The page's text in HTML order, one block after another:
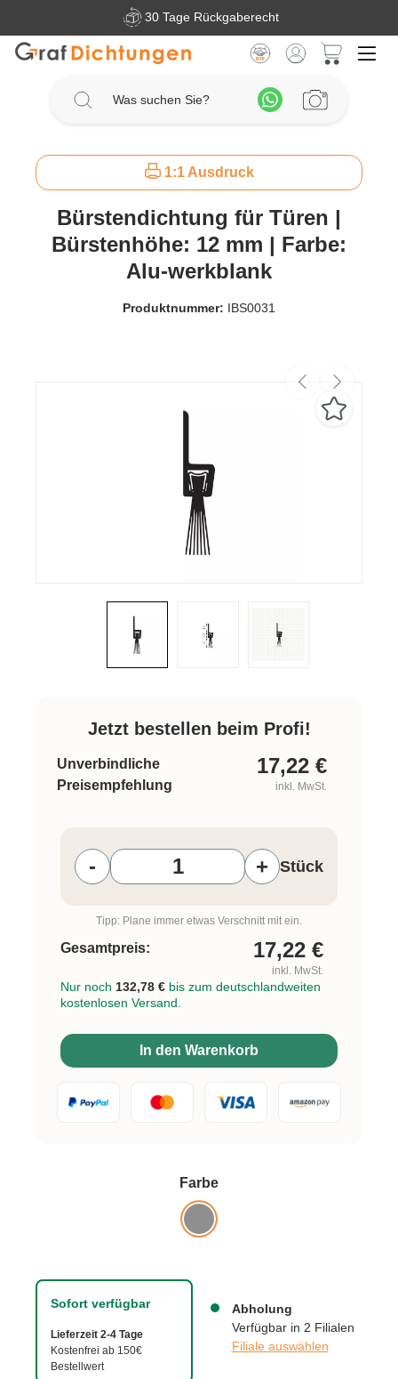
Zum Hauptinhalt springen30 Tage Rückgaberecht
1:1 Ausdruck
Bürstendichtung für Türen |
Bürstenhöhe: 12 mm | Farbe:
Alu-werkblank
Produktnummer: IBS0031
Sofort verfügbar
Lieferzeit 2-4 Tage
Kostenfrei ab 150€
Bestellwert
Abholung
Verfügbar in 2 Filialen
Filiale auswählen
Farbeauswählen
Jetzt bestellen beim Profi!
Unverbindliche
Preisempfehlung
17,22 €
inkl. MwSt.
- + Stück
Tipp: Plane immer etwas Verschnitt mit ein.
Gesamtpreis: 17,22 €
inkl. MwSt.
Nur noch 132,78 € bis zum deutschlandweiten
kostenlosen Versand.
In den Warenkorb